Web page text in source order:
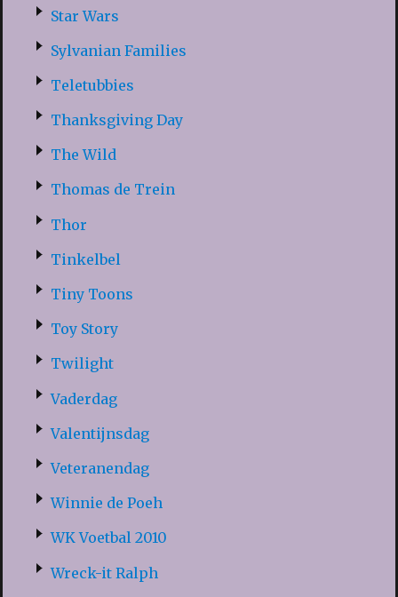
Star Wars
Sylvanian Families
Teletubbies
Thanksgiving Day
The Wild
Thomas de Trein
Thor
Tinkelbel
Tiny Toons
Toy Story
Twilight
Vaderdag
Valentijnsdag
Veteranendag
Winnie de Poeh
WK Voetbal 2010
Wreck-it Ralph